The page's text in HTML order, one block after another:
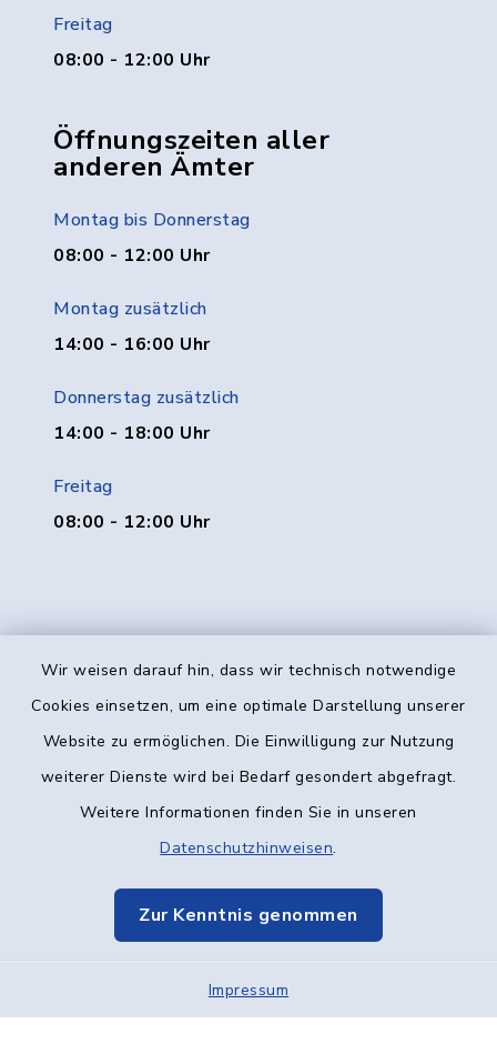
Wir weisen darauf hin, dass wir technisch notwendige
Cookies einsetzen, um eine optimale Darstellung unserer
Website zu ermöglichen. Die Einwilligung zur Nutzung
weiterer Dienste wird bei Bedarf gesondert abgefragt.
Weitere Informationen finden Sie in unseren
Datenschutzhinweisen.
Zur Kenntnis genommen
Impressum
Freitag
08:00 - 12:00 Uhr
Öffnungszeiten aller
anderen Ämter
Montag bis Donnerstag
08:00 - 12:00 Uhr
Montag zusätzlich
14:00 - 16:00 Uhr
Donnerstag zusätzlich
14:00 - 18:00 Uhr
Freitag
08:00 - 12:00 Uhr
Kontakt
Datenschutz
Elektronische Kommunikation
Sitemap